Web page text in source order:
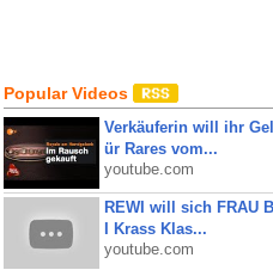
Popular Videos
Verkäuferin will ihr
ür Rares vom...
youtube.com
REWI will sich FRAU
I Krass Klas...
youtube.com